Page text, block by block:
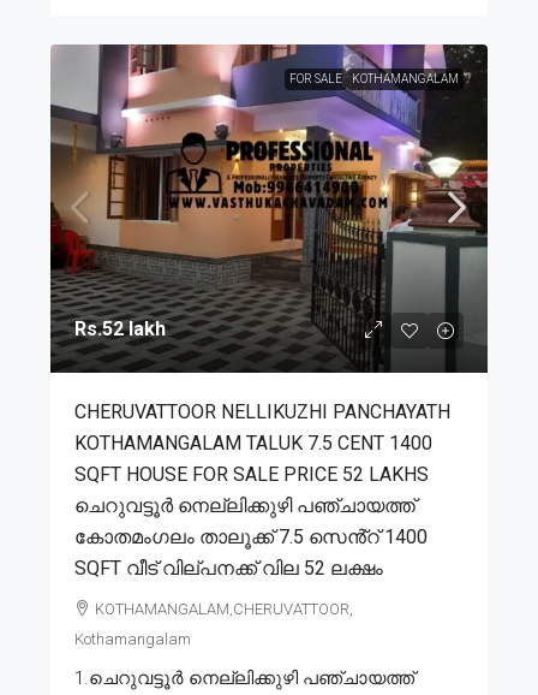
FOR SALE KOTHAMANGALAM
Rs.52 lakh
CHERUVATTOOR NELLIKUZHI PANCHAYATH
KOTHAMANGALAM TALUK 7.5 CENT 1400
SQFT HOUSE FOR SALE PRICE 52 LAKHS
ചെറുവട്ടൂർ നെല്ലിക്കുഴി പഞ്ചായത്ത്
കോതമംഗലം താലൂക്ക് 7.5 സെൻ്റ് 1400
SQFT വീട് വില്പനക്ക് വില 52 ലക്ഷം
KOTHAMANGALAM,CHERUVATTOOR,
Kothamangalam
1.ചെറുവട്ടൂർ നെല്ലിക്കുഴി പഞ്ചായത്ത്